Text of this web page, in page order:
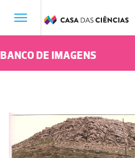
Toggle
BANCO DE IMAGENS